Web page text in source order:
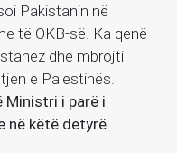
Pakistanin në
të OKB-së. Ka qenë
dhe mbrojti
e Palestinës.
Ministri i parë i
në këtë detyrë